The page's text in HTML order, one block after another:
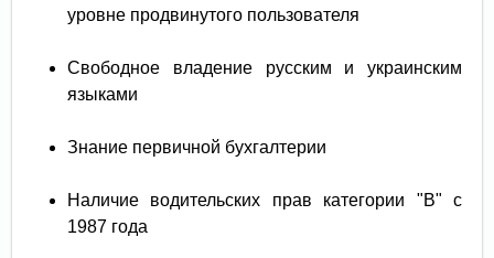
уровне продвинутого пользователя
Свободное владение русским и украинским
языками
Знание первичной бухгалтерии
Наличие водительских прав категории "В" с
1987 года